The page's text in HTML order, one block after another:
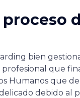
bien
que
Humanos que
debido al